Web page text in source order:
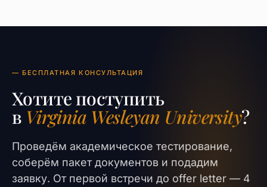
— БЕСПЛАТНАЯ КОНСУЛЬТАЦИЯ
Хотите поступить
в Virginia Wesleyan University?
Проведём академическое тестирование,
соберём пакет документов и подадим
заявку. От первой встречи до offer letter — 4